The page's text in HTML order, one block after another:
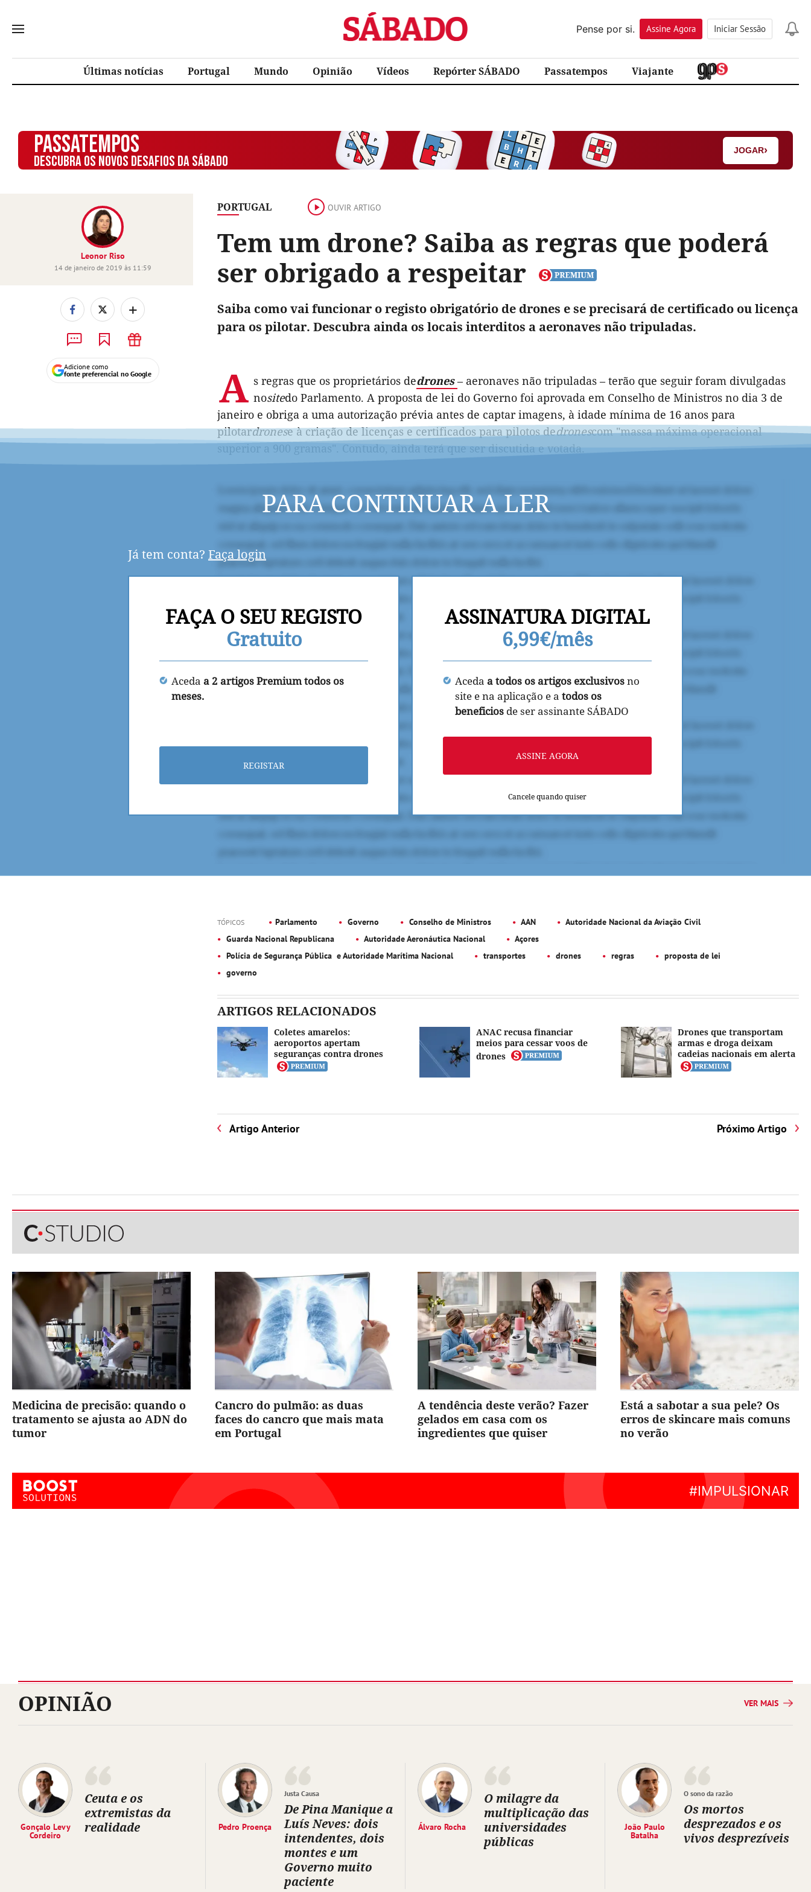
Sábado
Pense por si.
Assine Agora Iniciar Sessão
Últimas notícias Portugal Mundo Opinião Vídeos Repórter SÁBADO Passatempos Viajante
PASSATEMPOS
DESCUBRA OS NOVOS DESAFIOS DA SÁBADO
JOGAR›
PORTUGAL OUVIR ARTIGO
Tem um drone? Saiba as regras que poderá
ser obrigado a respeitar
Leonor Riso
14 de janeiro de 2019 às 11:59
+
Adicione como
fonte preferencial no Google
Saiba como vai funcionar o registo obrigatório de drones e se precisará de certificado ou licença
para os pilotar. Descubra ainda os locais interditos a aeronaves não tripuladas.
A s regras que os proprietários dedrones – aeronaves não tripuladas – terão que seguir foram divulgadas
nositedo Parlamento. A proposta de lei do Governo foi aprovada em Conselho de Ministros no dia 3 de
janeiro e obriga a uma autorização prévia antes de captar imagens, à idade mínima de 16 anos para
pilotardronese à criação de licenças e certificados para pilotos dedronescom "massa máxima operacional
superior a 900 gramas". Contudo, ainda terá que ser discutida e votada.
PARA CONTINUAR A LER
Já tem conta? Faça login
FAÇA O SEU REGISTO
Gratuito
Aceda a 2 artigos Premium todos os
meses.
REGISTAR
ASSINATURA DIGITAL
6,99€/mês
Aceda a todos os artigos exclusivosno
site e na aplicação e a todos os
beneficios de ser assinante SÁBADO
ASSINE AGORA
Cancele quando quiser
TÓPICOS Parlamento Governo Conselho de Ministros AAN
Autoridade Nacional da Aviação Civil
Guarda Nacional Republicana
Autoridade Aeronáutica Nacional
Açores
Polícia de Segurança Pública e Autoridade Marítima Nacional
transportes drones regras
proposta de lei
governo
ARTIGOS RELACIONADOS
Coletes amarelos:
aeroportos apertam
seguranças contra drones
ANAC recusa financiar
meios para cessar voos de
drones
Drones que transportam
armas e droga deixam
cadeias nacionais em alerta
Artigo Anterior Próximo Artigo
Medicina de precisão: quando o
tratamento se ajusta ao ADN do
tumor
Cancro do pulmão: as duas
faces do cancro que mais mata
em Portugal
A tendência deste verão? Fazer
gelados em casa com os
ingredientes que quiser
Está a sabotar a sua pele? Os
erros de skincare mais comuns
no verão
OPINIÃO VER MAIS
Gonçalo Levy
Cordeiro
Ceuta e os
extremistas da
realidade
Pedro Proença
Justa Causa
De Pina Manique a
Luís Neves: dois
intendentes, dois
montes e um
Governo muito
paciente
Álvaro Rocha
O milagre da
multiplicação das
universidades
públicas
João Paulo
Batalha
O sono da razão
Os mortos
desprezados e os
vivos desprezíveis